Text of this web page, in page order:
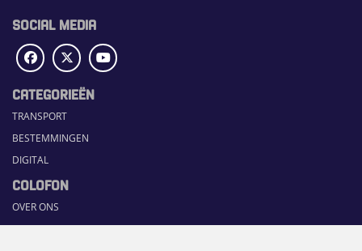
SOCIAL MEDIA
CATEGORIEËN
TRANSPORT
BESTEMMINGEN
DIGITAL
COLOFON
OVER ONS
COMMUNICATION PLATFORM